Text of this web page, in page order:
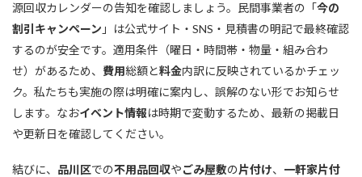
源回収カレンダーの告知を確認しましょう。民間事業者の「今の
割引キャンペーン 」は公式サイト・SNS・見積書の明記で最終確認
するのが安全です。適用条件（曜日・時間帯・物量・組み合わ
せ）があるため、 費用総額と料金内訳に反映されているかチェッ
ク。私たちも実施の際は明確に案内し、誤解のない形でお知らせ
します。なおイベント情報は時期で変動するため、最新の掲載日
や更新日を確認してください。
結びに、 品川区での不用品回収やごみ屋敷の片付け、 一軒家片付